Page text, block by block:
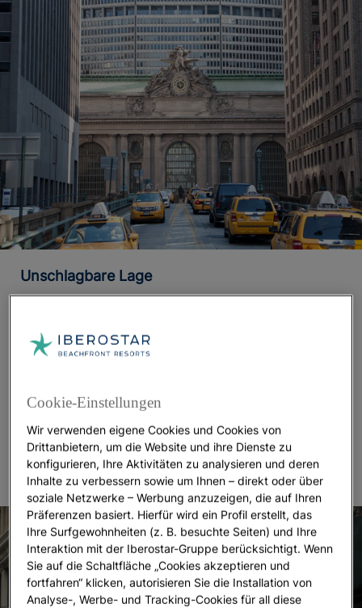
Unschlagbare Lage
ein gelbes Taxi anhalten
Verkehrsmittel der New Yorker
nehmen, die die gesamte Ostseite der Insel
verbindet, sowie die, die direkt zum Times Square,
zur High Line und nach Queens führt.
Cookie-Einstellungen
Wir verwenden eigene Cookies und Cookies von
Drittanbietern, um die Website und ihre Dienste zu
konfigurieren, Ihre Aktivitäten zu analysieren und deren
Inhalte zu verbessern sowie um Ihnen – direkt oder über
soziale Netzwerke – Werbung anzuzeigen, die auf Ihren
Präferenzen basiert. Hierfür wird ein Profil erstellt, das
Ihre Surfgewohnheiten (z. B. besuchte Seiten) und Ihre
Interaktion mit der Iberostar-Gruppe berücksichtigt. Wenn
Sie auf die Schaltfläche „Cookies akzeptieren und
fortfahren“ klicken, autorisieren Sie die Installation von
Analyse-, Werbe- und Tracking-Cookies für all diese